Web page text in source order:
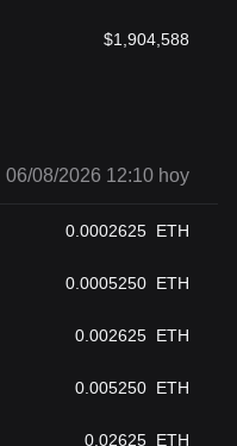
$1,904,588
06/08/2026 12:10 hoy
0.0002625 ETH
0.0005250 ETH
0.002625 ETH
0.005250 ETH
0.02625 ETH